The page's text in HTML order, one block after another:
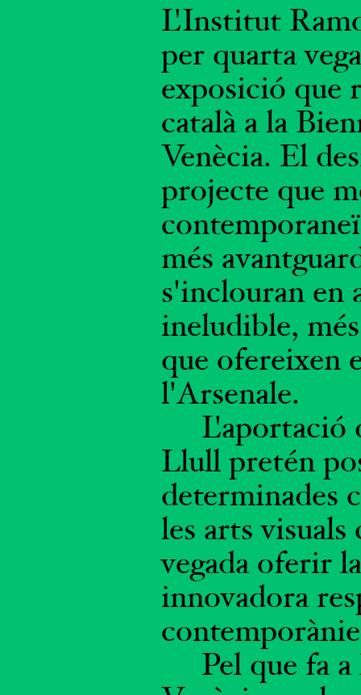
L'Institut
per quarta
exposició que
català a la
Venècia. El
projecte que
més
s'inclouran en
ineludible,
que ofereixen
l'Arsenale.
Llull pretén
determinades
les arts visuals
vegada oferir
innovadora
Pel que fa